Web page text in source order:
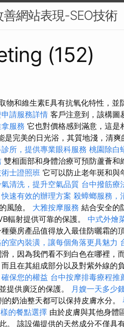
網站表現-SEO技術
(152)
和維生素E具有抗氧化特性，並
請服務詳情 客戶注意到，該構圖
服務 它也對價格感到滿意，這是
是完美的日光浴，其質地淺，清爽
所，提供專業眼科服務 桃園除白
雙相面部和身體治療可預防蘆薈
士證照班 它可以防止老年斑和與
清洗，提升空氣品質 台中撥筋療
速有效的辦理方案 殺蟑螂服務，
風險。 大雅按摩服務 結合安全的
輻射提供可靠的保護。 中式外燴
藥房產品值得放入最佳防曬霜的
室內裝潢，讓每個角落更具魅力
，因為我們看不到白色在哪裡，
且在其組成部分以及對紫外線的
保您的權益 台中按摩排毒療程推
提供廣泛的保護。
月嫂一天多少
的奶油整天都可以保持皮膚水分。
的餐點選擇 由於皮膚與其他身體
。 該設備提供的天然成分不僅具